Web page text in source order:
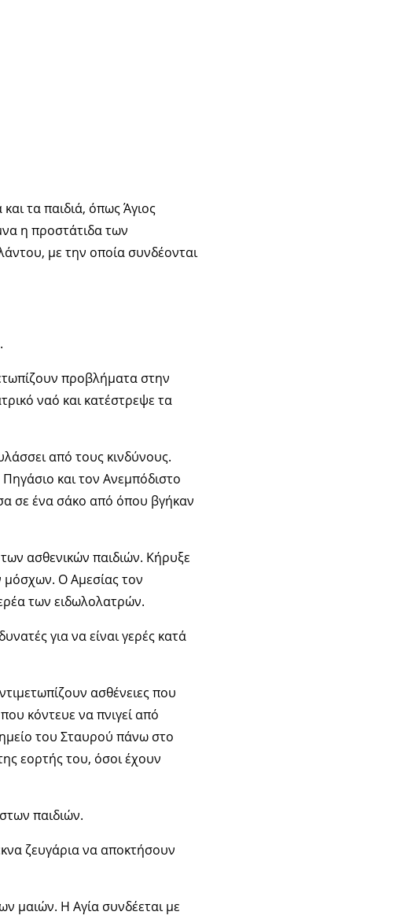
τα παιδιά, όπως Άγιος
η προστάτιδα των
με την οποία συνδέονται
προβλήματα στην
ναό και κατέστρεψε τα
από τους κινδύνους.
και τον Ανεμπόδιστο
σε ένα σάκο από όπου βγήκαν
ασθενικών παιδιών. Κήρυξε
μόσχων. Ο Αμεσίας τον
των ειδωλολατρών.
για να είναι γερές κατά
ασθένειες που
κόντευε να πνιγεί από
του Σταυρού πάνω στο
εορτής του, όσοι έχουν
παιδιών.
ζευγάρια να αποκτήσουν
μαιών. Η Αγία συνδέεται με